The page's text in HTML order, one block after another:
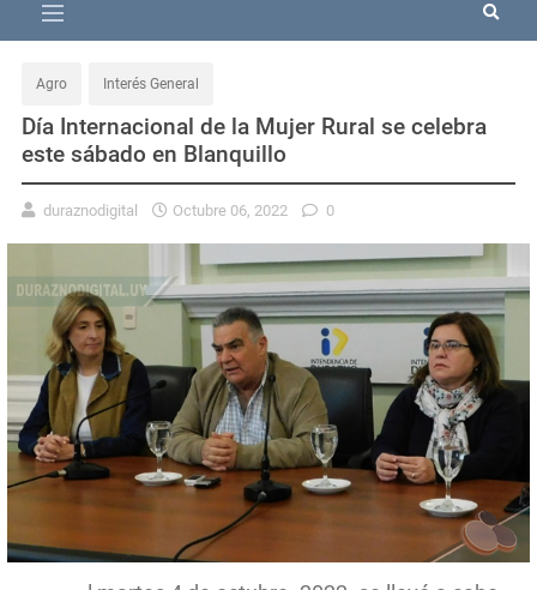
Agro Interés General
Día Internacional de la Mujer Rural se celebra
este sábado en Blanquillo
duraznodigital Octubre 06, 2022 0